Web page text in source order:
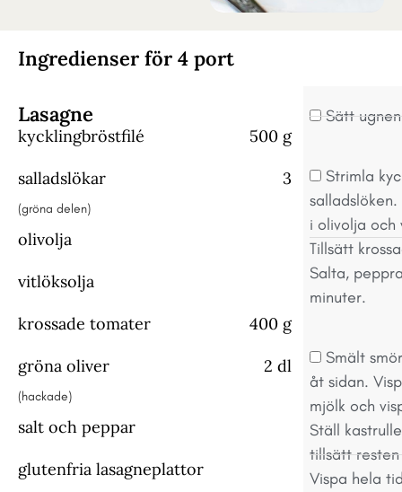
Ingredienser för 4 port
Lasagne
kycklingbröstfilé 500 g
salladslökar 3
(gröna delen)
olivolja
vitlöksolja
krossade tomater 400 g
gröna oliver 2 dl
(hackade)
salt och peppar
glutenfria lasagneplattor
Sätt
Strimla
i olivolja och
Tillsätt
Salta,
minuter.
Smält
åt sidan.
mjölk och
Ställ
tillsätt
Vispa hela